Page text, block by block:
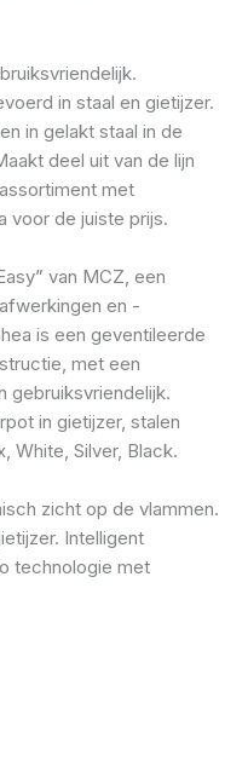
in staal en gietijzer.
in gelakt staal in de
deel uit van de lijn
met
voor de juiste prijs.
van MCZ, een
en -
is een geventileerde
met een
gebruiksvriendelijk.
in gietijzer, stalen
White, Silver, Black.
zicht op de vlammen.
Intelligent
technologie met